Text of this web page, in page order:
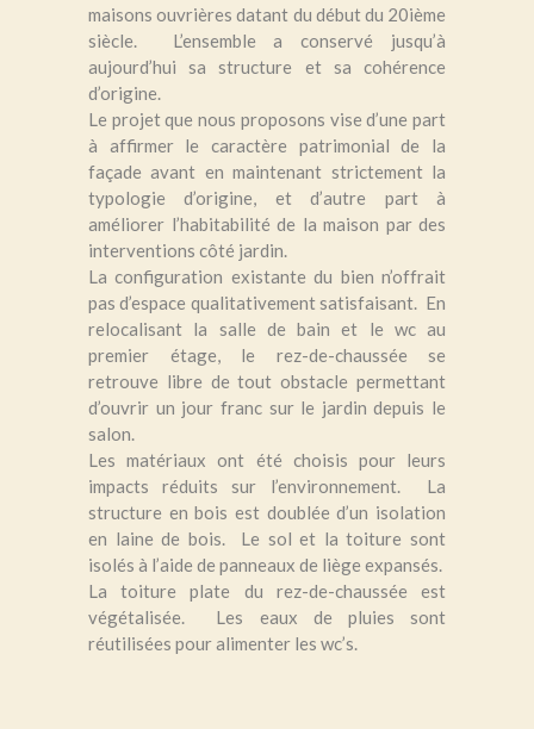
maisons ouvrières datant du début du 20ième
siècle. L’ensemble a conservé jusqu’à
aujourd’hui sa structure et sa cohérence
d’origine.
Le projet que nous proposons vise d’une part
à affirmer le caractère patrimonial de la
façade avant en maintenant strictement la
typologie d’origine, et d’autre part à
améliorer l’habitabilité de la maison par des
interventions côté jardin.
La configuration existante du bien n’offrait
pas d’espace qualitativement satisfaisant. En
relocalisant la salle de bain et le wc au
premier étage, le rez-de-chaussée se
retrouve libre de tout obstacle permettant
d’ouvrir un jour franc sur le jardin depuis le
salon.
Les matériaux ont été choisis pour leurs
impacts réduits sur l’environnement. La
structure en bois est doublée d’un isolation
en laine de bois. Le sol et la toiture sont
isolés à l’aide de panneaux de liège expansés.
La toiture plate du rez-de-chaussée est
végétalisée. Les eaux de pluies sont
réutilisées pour alimenter les wc’s.